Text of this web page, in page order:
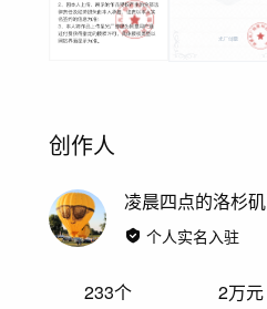
创作人
凌晨四点的洛杉矶
个人实名入驻
233个 2万元